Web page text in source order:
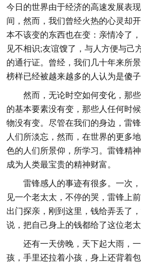
今日的世界由于经济的高速发展表
间，然而，我们曾经火热的心灵却
本不该变的东西也在变：亲情冷了
见不相识;友谊馊了，与人方便与己
的通行证。曾经，我们几十年来所
榜样已经被越来越多的人认为是傻子
然而，无论时空如何变化，那些
的基本要素没有变，那些人任何时
物没有变。尽管在我们的身边，雷
人们所淡忘，然而，在世界的更多
色的人们所景仰，所学习。雷锋精
成为人类最宝贵的精神财富。
雷锋感人的事迹有很多。一次，
见一个老太太，不停的哭，雷锋上
出门探亲，刚到这里，钱给弄丢了
说，把自己身上的钱都给了这位老太
还有一天傍晚，天下起大雨，一
孩，手里还拉着小孩，身上还背着